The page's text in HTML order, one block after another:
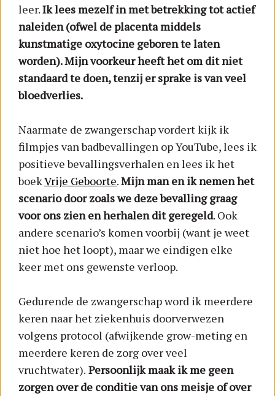
leer.Ik lees mezelf in met betrekking tot actief
naleiden (ofwel de placenta middels
kunstmatige oxytocine geboren te laten
worden). Mijn voorkeur heeft het om dit niet
standaard te doen, tenzij er sprake is van veel
bloedverlies.
Naarmate de zwangerschap vordert kijk ik
filmpjes van badbevallingen op YouTube, lees ik
positieve bevallingsverhalen en lees ik het
boekVrije Geboorte.Mijn man en ik nemen het
scenario door zoals we deze bevalling graag
voor ons zien en herhalen dit geregeld. Ook
andere scenario’s komen voorbij (want je weet
niet hoe het loopt), maar we eindigen elke
keer met ons gewenste verloop.
Gedurende de zwangerschap word ik meerdere
keren naar het ziekenhuis doorverwezen
volgens protocol (afwijkende grow-meting en
meerdere keren de zorg over veel
vruchtwater). Persoonlijk maak ik me geen
zorgen over de conditie van ons meisje of over